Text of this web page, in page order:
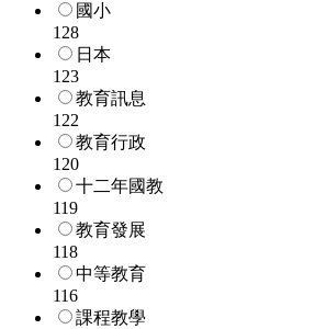
國小
128
日本
123
教育訊息
122
教育行政
120
十二年國教
119
教育發展
118
中等教育
116
課程教學